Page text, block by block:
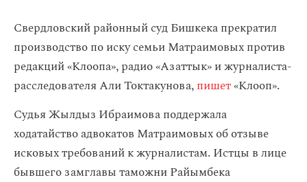
Свердловский районный суд Бишкека прекратил
производство по иску семьи Матраимовых против
редакций «Клоопа», радио «Азаттык» и журналиста-
расследователя Али Токтакунова,пишет«Клооп».
Судья Жылдыз Ибраимова поддержала
ходатайство адвокатов Матраимовых об отзыве
исковых требований к журналистам. Истцы в лице
бывшего замглавы таможни Райымбека